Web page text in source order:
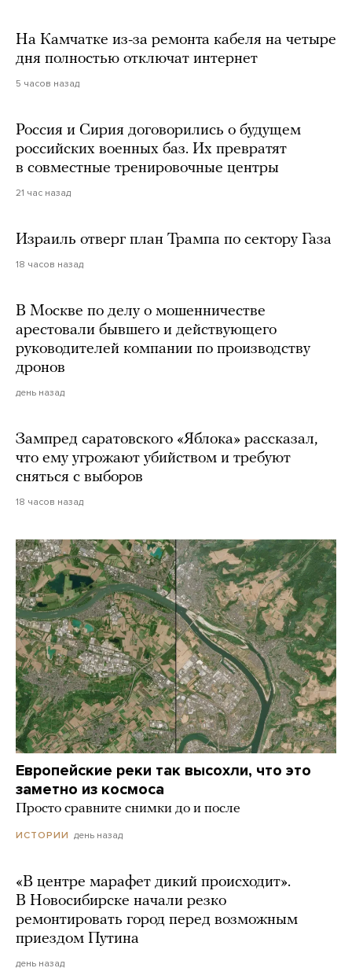
На Камчатке из-за ремонта кабеля на четыре
дня полностью отключат интернет
5 часов назад
Россия и Сирия договорились о будущем
российских военных баз. Их превратят
в совместные тренировочные центры
21 час назад
Израиль отверг план Трампа по сектору Газа
18 часов назад
В Москве по делу о мошенничестве
арестовали бывшего и действующего
руководителей компании по производству
дронов
день назад
Зампред саратовского «Яблока» рассказал,
что ему угрожают убийством и требуют
сняться с выборов
18 часов назад
Европейские реки так высохли, что это
заметно из космоса
Просто сравните снимки до и после
ИСТОРИИ день назад
«В центре марафет дикий происходит».
В Новосибирске начали резко
ремонтировать город перед возможным
приездом Путина
день назад